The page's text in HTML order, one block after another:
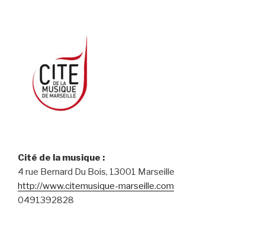
Cité de la musique :
4 rue Bernard Du Bois, 13001 Marseille
http://www.citemusique-marseille.com
0491392828